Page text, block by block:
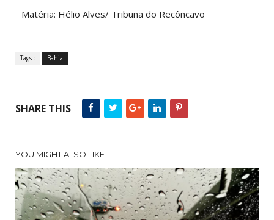
Matéria: Hélio Alves/ Tribuna do Recôncavo
Tags : Bahia
SHARE THIS
YOU MIGHT ALSO LIKE